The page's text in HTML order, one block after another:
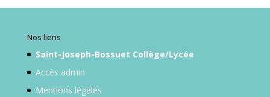
Nos liens
Saint-Joseph-Bossuet Collège/Lycée
Accès admin
Mentions légales